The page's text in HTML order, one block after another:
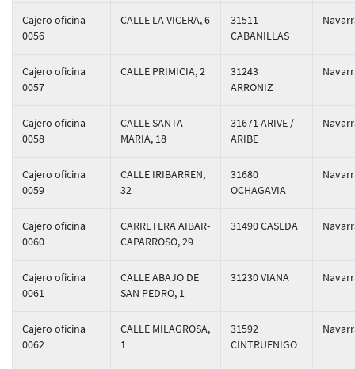
Cajero oficina
0056
CALLE LA VICERA, 6
31511
CABANILLAS
Cajero oficina
0057
CALLE PRIMICIA, 2
31243
ARRONIZ
Cajero oficina
0058
CALLE SANTA
MARIA, 18
31671 ARIVE /
ARIBE
Cajero oficina
0059
CALLE IRIBARREN,
32
31680
OCHAGAVIA
Cajero oficina
0060
CARRETERA AIBAR-
CAPARROSO, 29
31490 CASEDA
Cajero oficina
0061
CALLE ABAJO DE
SAN PEDRO, 1
31230 VIANA
Cajero oficina
0062
CALLE MILAGROSA,
1
31592
CINTRUENIGO